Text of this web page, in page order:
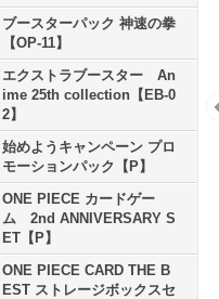
ブースターパック 神速の拳
【OP-11】
エクストラブースター An
ime 25th collection【EB-0
2】
始めようキャンペーン プロ
モーションパック【P】
ONE PIECE カードゲー
ム 2nd ANNIVERSARY S
ET【P】
ONE PIECE CARD THE B
EST ストレージボックスセ